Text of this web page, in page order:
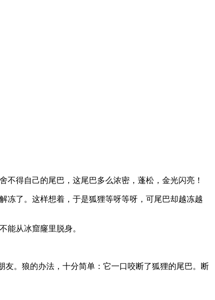
得自己的尾巴，这尾巴多么浓密，蓬松，金光闪亮！
了。这样想着，于是狐狸等呀等呀，可尾巴却越冻越
从冰窟窿里脱身。
。狼的办法，十分简单：它一口咬断了狐狸的尾巴。断